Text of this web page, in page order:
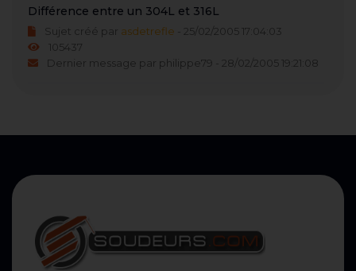
Différence entre un 304L et 316L
Sujet créé par asdetrefle - 25/02/2005 17:04:03
105437
Dernier message par philippe79 - 28/02/2005 19:21:08